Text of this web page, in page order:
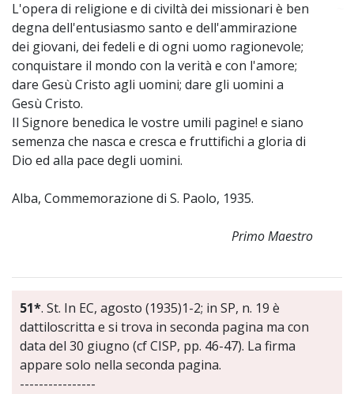
L'opera di religione e di civiltà dei missionari è ben
degna dell'entusiasmo santo e dell'ammirazione
dei giovani, dei fedeli e di ogni uomo ragionevole;
conquistare il mondo con la verità e con l'amore;
dare Gesù Cristo agli uomini; dare gli uomini a
Gesù Cristo.
Il Signore benedica le vostre umili pagine! e siano
semenza che nasca e cresca e fruttifichi a gloria di
Dio ed alla pace degli uomini.
Alba, Commemorazione di S. Paolo, 1935.
Primo Maestro
51*. St. In EC, agosto (1935)1-2; in SP, n. 19 è
dattiloscritta e si trova in seconda pagina ma con
data del 30 giugno (cf CISP, pp. 46-47). La firma
appare solo nella seconda pagina.
----------------